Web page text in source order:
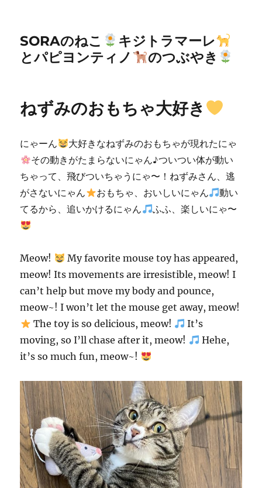
SORAのねこ
キジトラマーレ
とパピヨンティノ
のつぶやき
ねずみのおもちゃ大好き
にゃーん
大好きなねずみのおもちゃが現れたにゃ
その動きがたまらないにゃん♪ついつい体が動い
ちゃって、飛びついちゃうにゃ〜！ねずみさん、逃
がさないにゃん
おもちゃ、おいしいにゃん
動い
てるから、追いかけるにゃん
ふふ、楽しいにゃ〜
Meow!
My favorite mouse toy has appeared,
meow! Its movements are irresistible, meow! I
can’t help but move my body and pounce,
meow~! I won’t let the mouse get away, meow!
The toy is so delicious, meow!
It’s
moving, so I’ll chase after it, meow!
Hehe,
it’s so much fun, meow~!